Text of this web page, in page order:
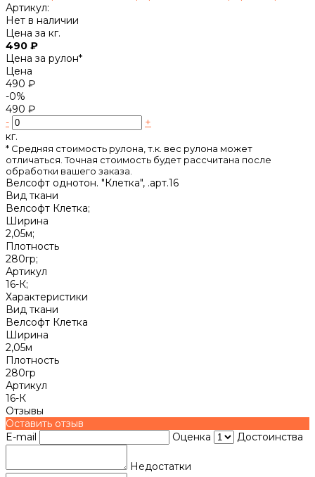
Артикул:
Нет в наличии
Цена за кг.
490 ₽
Цена за рулон*
Цена
490 ₽
-0%
490 ₽
-
+
кг.
* Cредняя стоимость рулона, т.к. вес рулона может
отличаться. Точная стоимость будет рассчитана после
обработки вашего заказа.
Велсофт однотон. "Клетка", .арт.16
Вид ткани
Велсофт Клетка;
Ширина
2,05м;
Плотность
280гр;
Артикул
16-К;
Характеристики
Вид ткани
Велсофт Клетка
Ширина
2,05м
Плотность
280гр
Артикул
16-К
Отзывы
Оставить отзыв
E-mail
Оценка Достоинства
Недостатки